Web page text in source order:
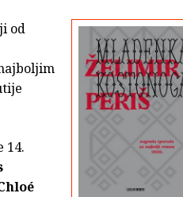
od
14.